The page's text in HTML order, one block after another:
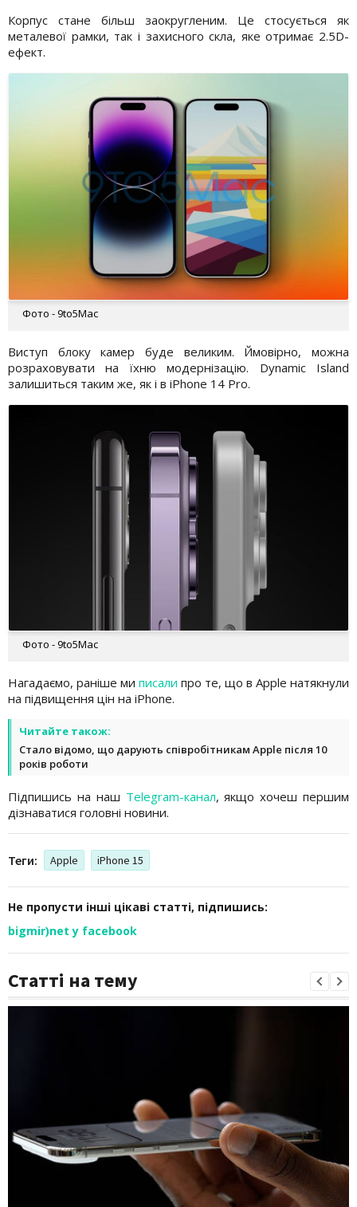
Корпус стане більш заокругленим. Це стосується як
металевої рамки, так і захисного скла, яке отримає 2.5D-
ефект.
Фото - 9to5Mac
Виступ блоку камер буде великим. Ймовірно, можна
розраховувати на їхню модернізацію. Dynamic Island
залишиться таким же, як і в iPhone 14 Pro.
Фото - 9to5Mac
Нагадаємо, раніше ми писали про те, що в Apple натякнули
на підвищення цін на iPhone.
Читайте також:
Стало відомо, що дарують співробітникам Apple після 10
років роботи
Підпишись на наш Telegram-канал, якщо хочеш першим
дізнаватися головні новини.
Теги: Apple iPhone 15
Не пропусти інші цікаві статті, підпишись:
bigmir)net у facebook
Статті на тему